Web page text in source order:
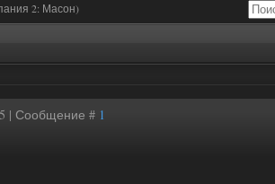
2: Масон)
| Сообщение # 1